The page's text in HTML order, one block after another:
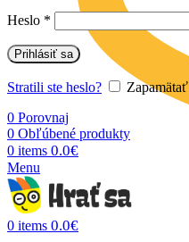
Heslo *
Prihlásiť sa
Stratili ste heslo?
Zapamätať
0 Porovnaj
0 Obľúbené produkty
0 items 0.0€
Menu
0 items 0.0€